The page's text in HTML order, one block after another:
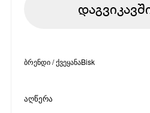
ბრენდი / ქვეყანაBisk
აღწერა